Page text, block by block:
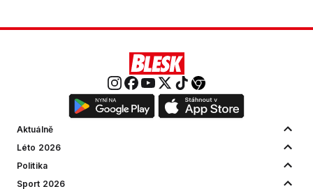
Aktuálně
Léto 2026
Politika
Sport 2026